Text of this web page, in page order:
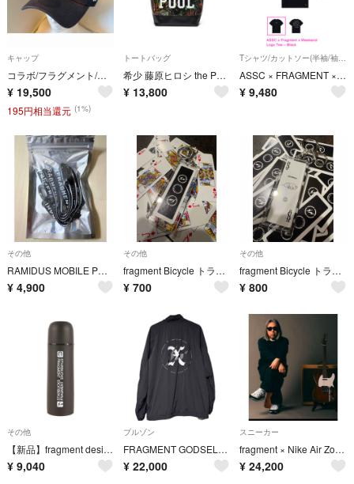
キャップ
コラボ/フラグメント/ニューエラ/限定/キャップ/メッシュ/別注/スナップバック
¥ 19,500
195円相当還元 (1%)
トートバッグ
希少 藤原ヒロシ the POOL aoyama AMKK コラボ ミニトート
¥ 13,800
ASSC × FRAGMENT × Weekend Logo TEE -XL
¥ 9,480
その他
RAMIDUS MOBILE PHONE STRAP fragment
¥ 4,900
その他
fragment Bicycle トランプキーホルダー 数字カード 複数値引あり
¥ 700
その他
fragment Bicycle トランプキーホルダー 絵柄カード 複数値引あり
¥ 800
その他
【新品】fragment design フラグメント デザイン STARBUCKS 象印マホービン ステンレス ボトル ブラック 黒 コラボ アイテム 水筒【メンズ】
¥ 9,040
ブルゾン
FRAGMENT GODSELECTIONXXX ブルゾン Lサイズ
¥ 22,000
スニーカー
fragment × Nike Air Zoom Spiridon SP 黒タグ
¥ 24,200